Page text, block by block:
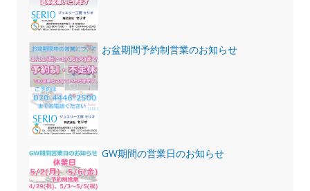
お盆期間予約制営業のお知らせ
GW期間の営業日のお知らせ